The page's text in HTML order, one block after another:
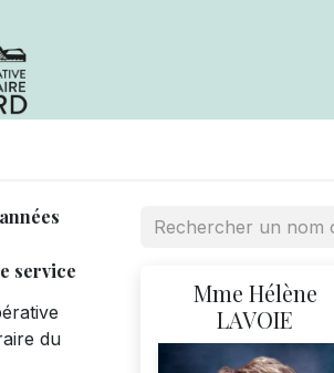
service
du
Mme Hélène
LAVOIE